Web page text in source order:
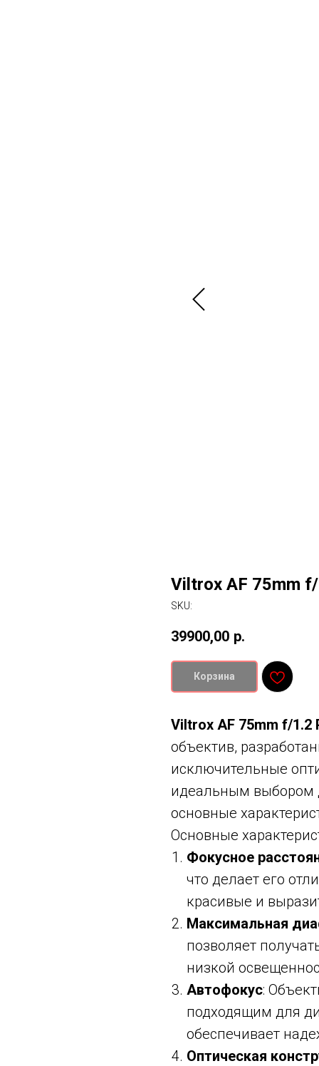
Viltrox AF 75mm
SKU:
39900,00 р.
Корзина
Viltrox AF 75mm f/1.2
объектив,
исключительные
идеальным выбором
основные
Основные
Фокусное
что делает его
красивые и
Максимальная
позволяет
низкой
Автофокус:
подходящим для
обеспечивает
Оптическая